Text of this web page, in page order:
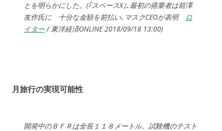
とを明らかにした。(｢スペースX｣､最初の搭乗者は前澤
友作氏に 十分な金額を前払い､マスクCEOが表明
ロ
イター/ 東洋経済ONLINE 2018/09/18 13:00)
月旅行の実現可能性
開発中のＢＦＲは全長１１８メートル。試験機のテスト